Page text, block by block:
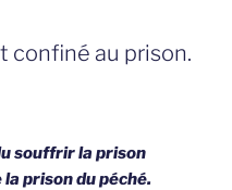
confiné au prison.
souffrir la prison
prison du péché.